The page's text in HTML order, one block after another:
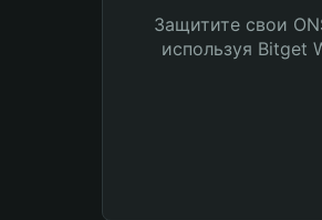
Защитите свои
используя Bitget